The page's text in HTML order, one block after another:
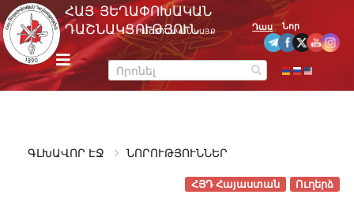
Skip
to
content
m
e
n
u
ՀԱՅ ՅԵՂԱՓՈԽԱԿԱՆ
ԴԱՇՆԱԿՑՈՒԹՅՈՒՆ
ՊԱՇՏՈՆԱԿԱՆ ԿԱՅՔ
Դաս Նոր
ԳԼԽԱՎՈՐ ԷՋ ՆՈՐՈՒԹՅՈՒՆՆԵՐ
Ուղերձ
ՀՅԴ Հայաստան